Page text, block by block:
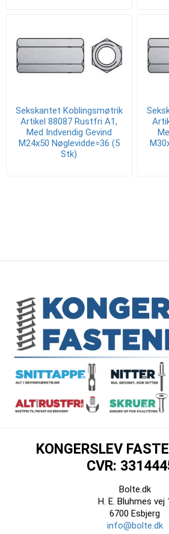
Sekskantet Koblingsmøtrik
Artikel 88087 Rustfri A1,
Med Indvendig Gevind
M24x50 Nøglevidde=36 (5
Stk)
KONGERSLEV
CVR:
Bolte.dk
H. E. Bluhmes vej
6700 Esbjerg
info@bolte.dk